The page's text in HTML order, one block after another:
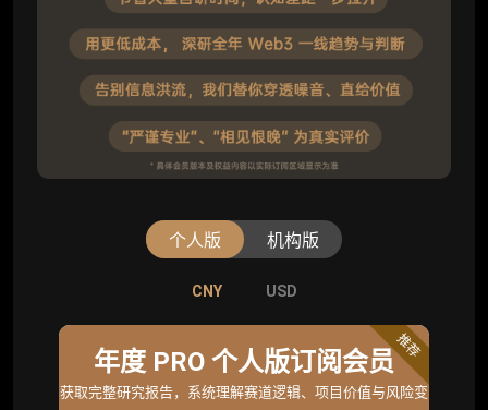
个人版 机构版
CNY USD
年度 PRO 个人版订阅会员
获取完整研究报告，系统理解赛道逻辑、项目价值与风险变
推荐
CNY USD
机构标准年度服务会员
获取机构级研究与基础服务
标准版